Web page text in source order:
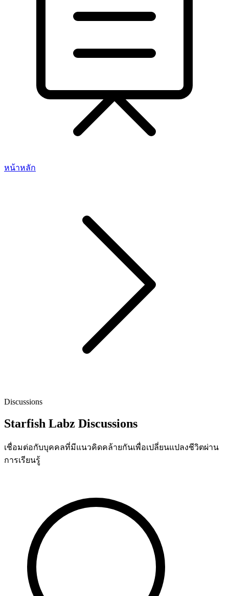
หน้าหลัก
Discussions
Starfish Labz Discussions
เชื่อมต่อกับบุคคลที่มีแนวคิดคล้ายกันเพื่อเปลี่ยนแปลงชีวิตผ่าน
การเรียนรู้